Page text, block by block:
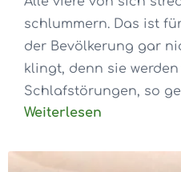
schlummern. Das ist
der Bevölkerung gar
klingt, denn sie
Schlafstörungen, so
Weiterlesen